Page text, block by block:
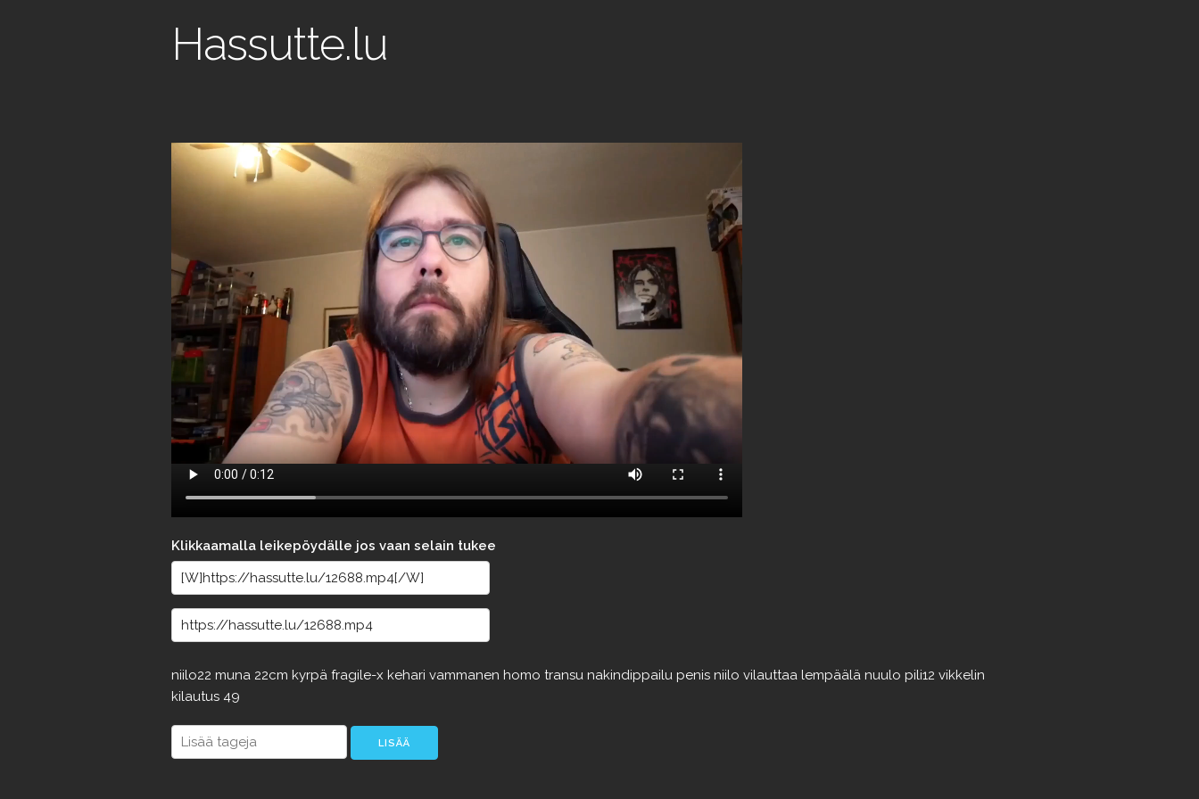
Hassutte.lu
Klikkaamalla leikepöydälle jos vaan selain tukee
niilo22 muna 22cm kyrpä fragile-x kehari vammanen homo transu nakindippailu penis niilo vilauttaa lempäälä nuulo pili12 vikkelin
kilautus 49